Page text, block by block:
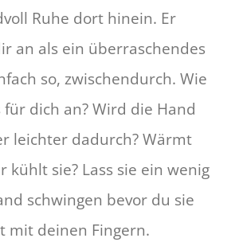
Ruhe dort hinein. Er
an als ein überraschendes
so, zwischendurch. Wie
dich an? Wird die Hand
leichter dadurch? Wärmt
kühlt sie? Lass sie ein wenig
schwingen bevor du sie
mit deinen Fingern.